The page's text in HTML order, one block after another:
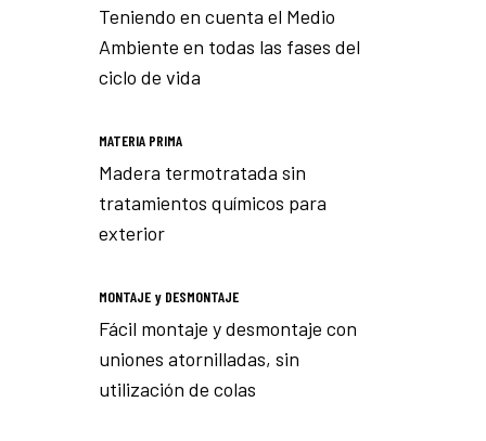
Teniendo en cuenta el Medio
Ambiente en todas las fases del
ciclo de vida
MATERIA PRIMA
Madera termotratada sin
tratamientos químicos para
exterior
MONTAJE y DESMONTAJE
Fácil montaje y desmontaje con
uniones atornilladas, sin
utilización de colas